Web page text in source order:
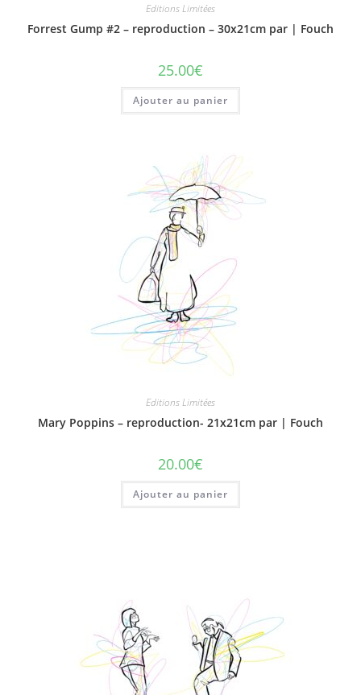
Editions Limitées
Forrest Gump #2 – reproduction – 30x21cm par | Fouch
25.00€
Ajouter au panier
Editions Limitées
Mary Poppins – reproduction- 21x21cm par | Fouch
20.00€
Ajouter au panier